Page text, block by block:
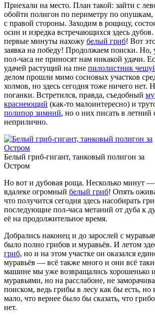
Приехали на место. План такой: зайти с
обойти полигон по периметру по опушкам,
с правой стороны. Заходим в рощицу,
осин и изредка встречающихся здесь
первые минуты нахожу белый гриб! Вот
заявка на победу! Продолжаем поиски.
пол-часа не приносят нам никакой удачи.
удачей растущий на пне пилолистник
делом прошли мимо сосновых участков
холмов, но здесь сегодня тоже ничего нет.
поганки. Встретился, правда, съедобный
краснеющий (как-то малоинтересно) и
полипор зимний, но о них писать в летний
неприлично.
Белый гриб-гигант, танковый полигон за
Остром
Но вот и дубовая роща. Несколько минут
вдалеке огромный белый гриб! Опять
что получится сегодня здесь насобирать
последующие пол-часа метаний от дуба к
её на продолжительное время.
Добрались наконец и до зарослей с
было полно грибов и муравьёв. И летом
гриб, но и на этом участке он оказался
муравьёв — всё также много и они всё
машине мы уже возвращались хорошенько
муравьями, но на расслабоне, не
поиском, ведь грибы в лесу как бы есть, но
мало, что вернее было бы сказать, что
нет.